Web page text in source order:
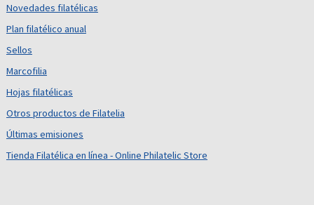
Novedades filatélicas
Plan filatélico anual
Sellos
Marcofilia
Hojas filatélicas
Otros productos de Filatelia
Últimas emisiones
Tienda Filatélica en línea - Online Philatelic Store